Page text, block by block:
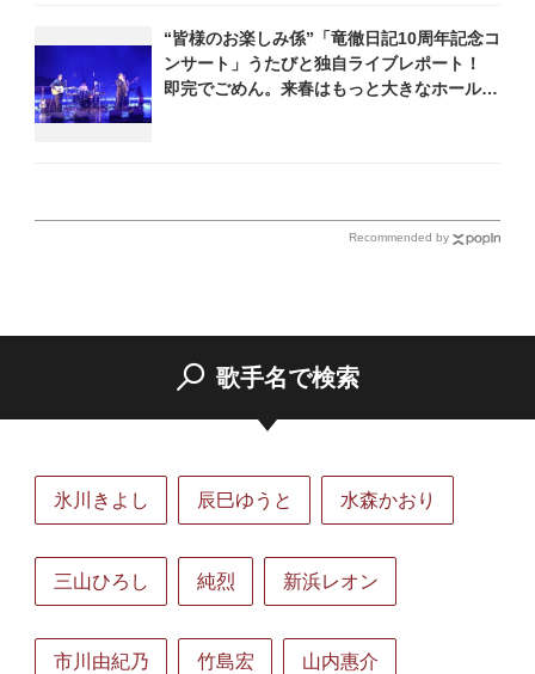
“皆様のお楽しみ係”「竜徹日記10周年記念コ
ンサート」うたびと独自ライブレポート！
即完でごめん。来春はもっと大きなホールで
Recommended by
歌手名で検索
氷川きよし 辰巳ゆうと 水森かおり
三山ひろし 純烈 新浜レオン
市川由紀乃 竹島宏 山内惠介